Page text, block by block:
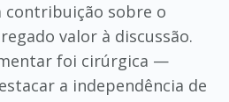
contribuição sobre o
valor à discussão.
foi cirúrgica —
a independência de